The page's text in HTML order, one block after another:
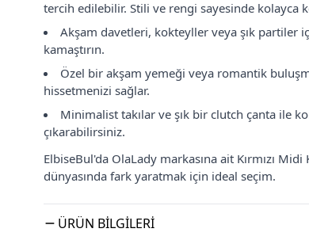
tercih edilebilir. Stili ve rengi sayesinde kolayca
Akşam davetleri, kokteyller veya şık partiler
kamaştırın.
Özel bir akşam yemeği veya romantik
hissetmenizi sağlar.
Minimalist takılar ve şık bir clutch çanta ile
çıkarabilirsiniz.
ElbiseBul'da OlaLady markasına ait Kırmızı
dünyasında fark yaratmak için ideal seçim.
ÜRÜN BILGILERI